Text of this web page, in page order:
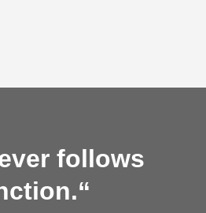
follows